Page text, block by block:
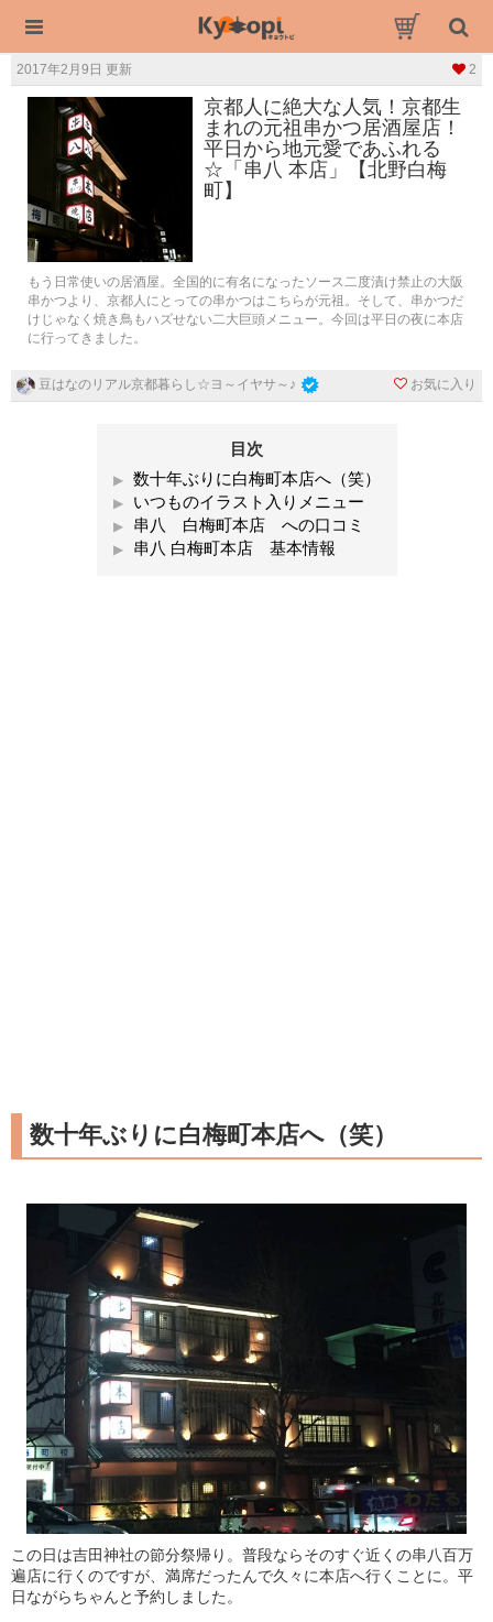
2017年2月9日 更新 2
京都人に絶大な人気！京都生
まれの元祖串かつ居酒屋店！
平日から地元愛であふれる
☆「串八 本店」【北野白梅
町】
もう日常使いの居酒屋。全国的に有名になったソース二度漬け禁止の大阪
串かつより、京都人にとっての串かつはこちらが元祖。そして、串かつだ
けじゃなく焼き鳥もハズせない二大巨頭メニュー。今回は平日の夜に本店
に行ってきました。
豆はなのリアル京都暮らし☆ヨ～イヤサ～♪ お気に入り
目次
数十年ぶりに白梅町本店へ（笑）
いつものイラスト入りメニュー
串八 白梅町本店 への口コミ
串八 白梅町本店 基本情報
数十年ぶりに白梅町本店へ（笑）
この日は吉田神社の節分祭帰り。普段ならそのすぐ近くの串八百万
遍店に行くのですが、満席だったんで久々に本店へ行くことに。平
日ながらちゃんと予約しました。